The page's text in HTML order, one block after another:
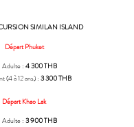
SIMILAN ISLAND
Départ Phuket
Adulte : 4 300 THB
(4 à 12 ans) :3 300 THB
Départ Khao Lak
Adulte : 3 900 THB